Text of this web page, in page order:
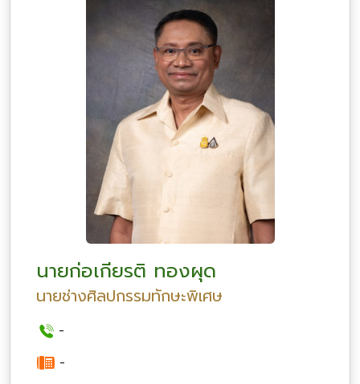
นายก่อเกียรติ ทองผุด
นายช่างศิลปกรรมทักษะพิเศษ
-
-